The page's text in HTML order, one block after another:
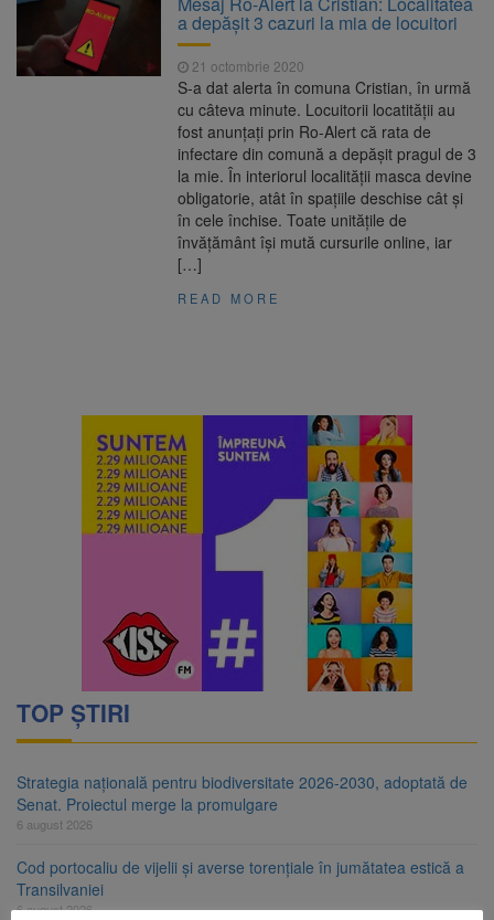
Ormeniș
6 august 2026
AUR a lansat platforma
suspeND.ro pentru urmărirea inițiativei de
suspendare a președintelui Nicușor Dan
Înalta Curte analizează
dosarul lui Călin Georgescu și Horațiu Potra.
Judecătorii decid dacă începe procesul
Strategia națională pentru
biodiversitate 2026-2030, adoptată de Senat.
Proiectul merge la promulgare
a depășit 3 cazuri la mia de locuitori
21 octombrie 2020
S-a dat alerta în comuna Cristian, în urmă
cu câteva minute. Locuitorii locatității au
fost anunțați prin Ro-Alert că rata de
infectare din comună a depășit pragul de 3
la mie. În interiorul localității masca devine
obligatorie, atât în spațiile deschise cât și
în cele închise. Toate unitățile de
învățământ își mută cursurile online, iar
[…]
READ MORE
TOP ȘTIRI
Strategia națională pentru biodiversitate 2026-2030, adoptată de
Senat. Proiectul merge la promulgare
6 august 2026
Cod portocaliu de vijelii și averse torențiale în jumătatea estică a
Transilvaniei
6 august 2026